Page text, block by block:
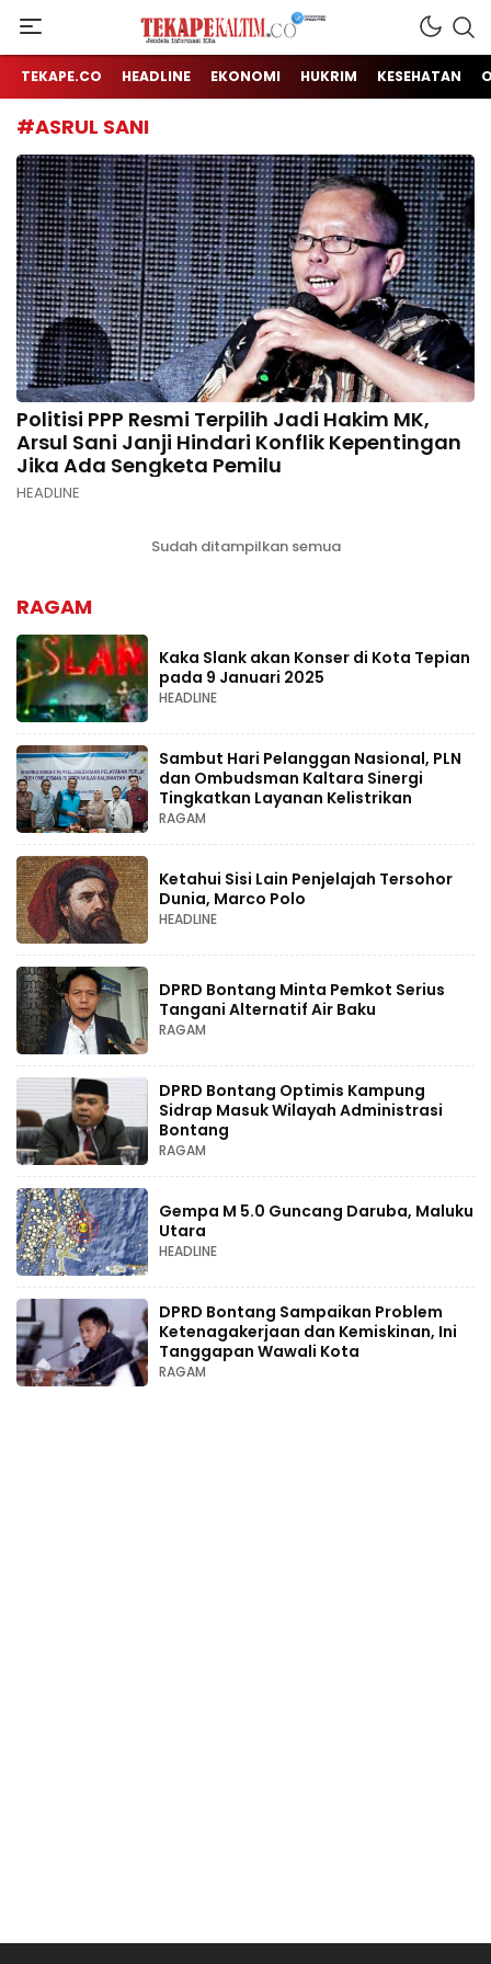
TEKAPE KALTIM
Jendela Informasi Kita
TEKAPE.CO HEADLINE EKONOMI HUKRIM KESEHATAN
#ASRUL SANI
Politisi PPP Resmi Terpilih Jadi Hakim MK,
Arsul Sani Janji Hindari Konflik Kepentingan
Jika Ada Sengketa Pemilu
HEADLINE
Sudah ditampilkan semua
RAGAM
Kaka Slank akan Konser di Kota Tepian
pada 9 Januari 2025
HEADLINE
Sambut Hari Pelanggan Nasional, PLN
dan Ombudsman Kaltara Sinergi
Tingkatkan Layanan Kelistrikan
RAGAM
Ketahui Sisi Lain Penjelajah Tersohor
Dunia, Marco Polo
HEADLINE
DPRD Bontang Minta Pemkot Serius
Tangani Alternatif Air Baku
RAGAM
DPRD Bontang Optimis Kampung
Sidrap Masuk Wilayah Administrasi
Bontang
RAGAM
Gempa M 5.0 Guncang Daruba, Maluku
Utara
HEADLINE
DPRD Bontang Sampaikan Problem
Ketenagakerjaan dan Kemiskinan, Ini
Tanggapan Wawali Kota
RAGAM